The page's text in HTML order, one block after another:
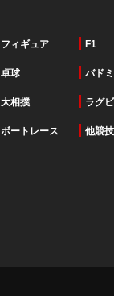
フィギュア F1
卓球 バド
大相撲 ラグ
ボートレース 他競技